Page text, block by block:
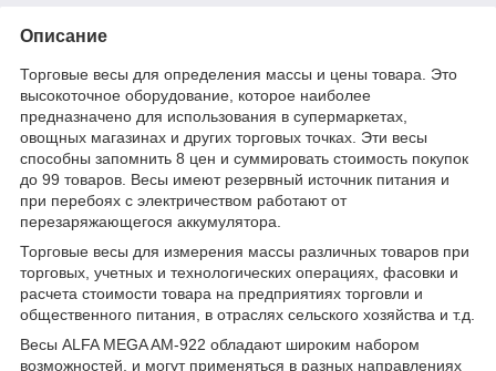
Описание
Торговые весы для определения массы и цены товара. Это
высокоточное оборудование, которое наиболее
предназначено для использования в супермаркетах,
овощных магазинах и других торговых точках. Эти весы
способны запомнить 8 цен и суммировать стоимость покупок
до 99 товаров. Весы имеют резервный источник питания и
при перебоях с электричеством работают от
перезаряжающегося аккумулятора.
Торговые весы для измерения массы различных товаров при
торговых, учетных и технологических операциях, фасовки и
расчета стоимости товара на предприятиях торговли и
общественного питания, в отраслях сельского хозяйства и т.д.
Весы ALFA MEGA AM-922 обладают широким набором
возможностей, и могут применяться в разных направлениях